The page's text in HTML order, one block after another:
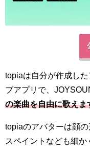
topiaは自分が作成し
ブアプリで、
の楽曲を自由に歌えま
topiaのアバターは顔
スペイントなども細か